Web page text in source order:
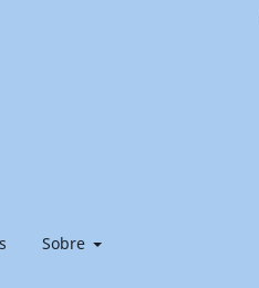
Sobre